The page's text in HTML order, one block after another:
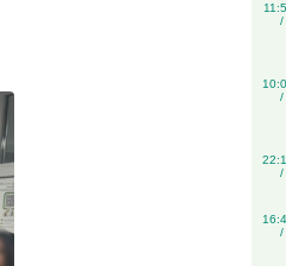
/
/
/
/